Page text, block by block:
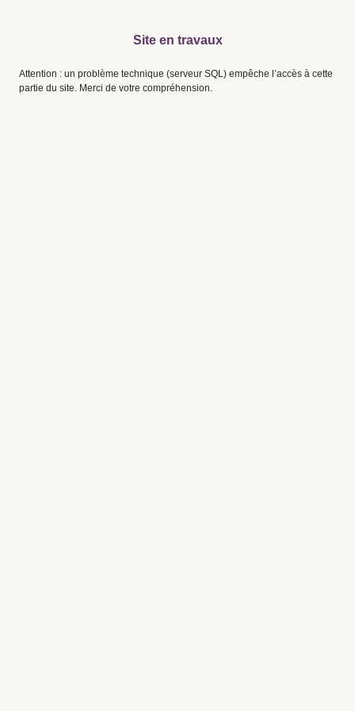
Site en travaux
Attention : un problème technique (serveur SQL) empêche l’accès à cette
partie du site. Merci de votre compréhension.